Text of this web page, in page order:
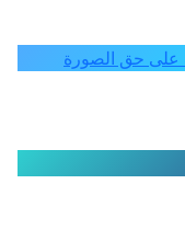
على حق الصورة